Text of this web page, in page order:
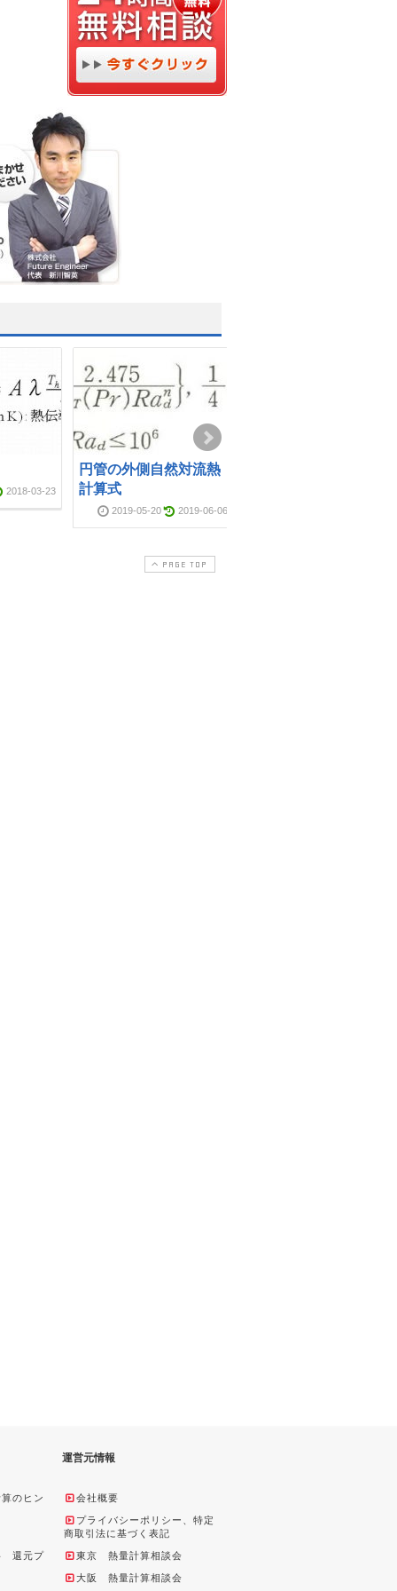
2018-03-23
円管の外側自然対流熱
計算式
2019-05-20 2019-06-06
PAGE TOP
のヒン
還元プ
運営元情報
会社概要
プライバシーポリシー、特定
商取引法に基づく表記
東京 熱量計算相談会
大阪 熱量計算相談会